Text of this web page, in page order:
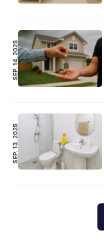
SEP. 14, 2025
SEP. 13, 2025